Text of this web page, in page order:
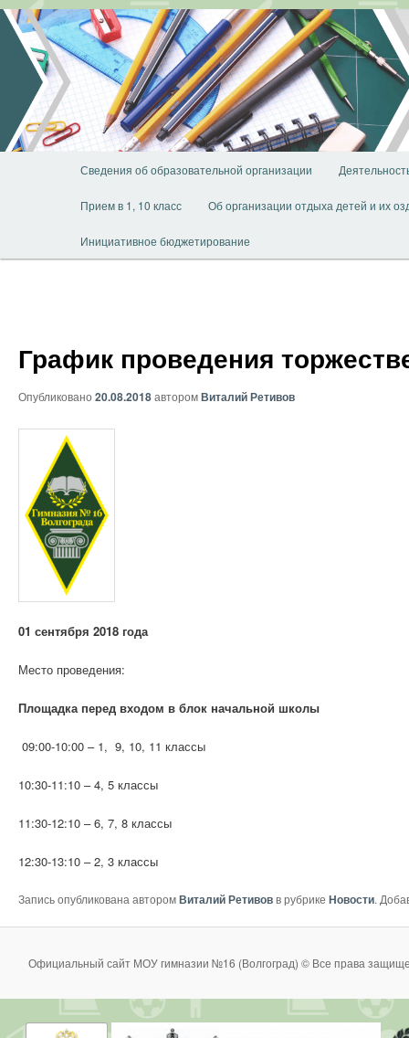
Перейти
основному
содержимому
Сведения об образовательной организации
Прием в 1, 10 класс Об организации отдыха детей и их
Инициативное бюджетирование
График проведения
Опубликовано 20.08.2018авторомВиталий Ретивов
01 сентября 2018 года
Место проведения:
Площадка перед входом в блок начальной школы
09:00-10:00 – 1, 9, 10, 11 классы
10:30-11:10 – 4, 5 классы
11:30-12:10 – 6, 7, 8 классы
12:30-13:10 – 2, 3 классы
Запись опубликована авторомВиталий Ретивовв рубрике Новости.
Официальный сайт МОУ гимназии №16 (Волгоград) © Все права